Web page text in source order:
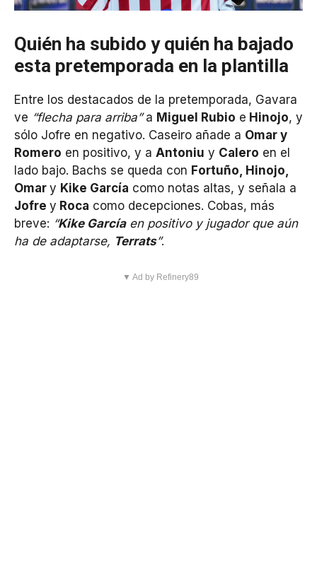
Quién ha subido y quién ha bajado
esta pretemporada en la plantilla
Entre los destacados de la pretemporada, Gavara
ve “flecha para arriba”a Miguel Rubio e Hinojo, y
sólo Jofre en negativo. Caseiro añade a Omar y
Romero en positivo, y a Antoniu y Calero en el
lado bajo. Bachs se queda con Fortuño, Hinojo,
Omar y Kike García como notas altas, y señala a
Jofre y Roca como decepciones. Cobas, más
breve: “Kike Garcíaen positivo y jugador que aún
ha de adaptarse, Terrats”.
▼ Ad by Refinery89